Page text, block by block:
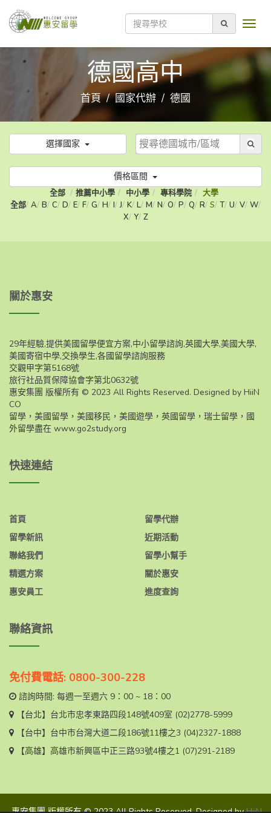
德國高中
首頁 國家代辦 德國
選擇國家
價格區間
全部 推薦中小學 中小學 專科學院
大學
全部 A B C D E F G H I J K L M N O P Q R S T U V W
X Y Z
關於惠安
29年經驗,提供美國留學便宜方案,中小留學諮詢,英國大學,美國大學,
美國寄宿中學,交換學生,各國留學諮詢服務
交觀甲字第5168號
旅行社品質保障協會字第北0632號
惠安集團 版權所有 © 2023 All Rights Reserved. Designed by HiiN
CO
留學，美國留學，美國移民，美國遊學，英國留學，瑞士留學，國
外留學盡在 www.go2study.org
快速連結
首頁
留學新訊
聯絡我們
精選方案
惠安員工
留學代辦
近期活動
留學小幫手
關於惠安
進度查詢
聯絡資訊
免付費電話: 0800-300-228
諮詢時間: 每週一至週六 9：00 ~ 18：00
【台北】 台北市忠孝東路四段148號409室 (02)2778-5999
【台中】 台中市台灣大道二段186號11樓之3 (04)2327-1888
【高雄】 高雄市新興區中正三路93號4樓之1 (07)291-2189